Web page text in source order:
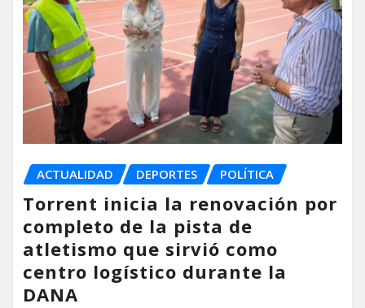
ACTUALIDAD DEPORTES POLÍTICA
Torrent inicia la renovación por
completo de la pista de
atletismo que sirvió como
centro logístico durante la
DANA